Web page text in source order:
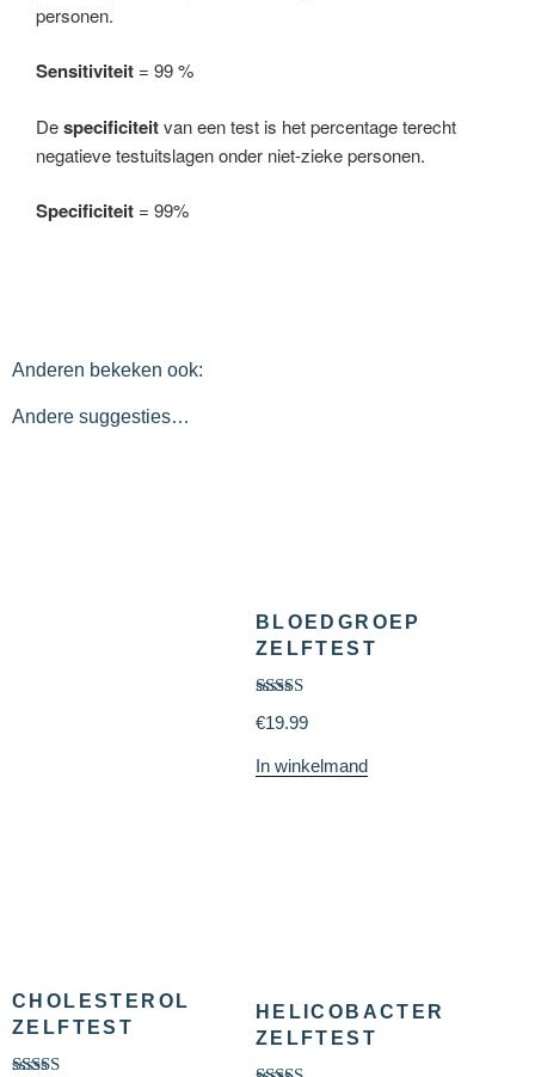
personen.
Sensitiviteit = 99 %
Despecificiteitvan een test is het percentage terecht
negatieve testuitslagen onder niet-zieke personen.
Specificiteit = 99%
Anderen bekeken ook:
Andere suggesties…
BLOEDGROEP
ZELFTEST
Gewaardeerd
5.00uit 5
€19.99
In winkelmand
CHOLESTEROL
ZELFTEST
HELICOBACTER
ZELFTEST